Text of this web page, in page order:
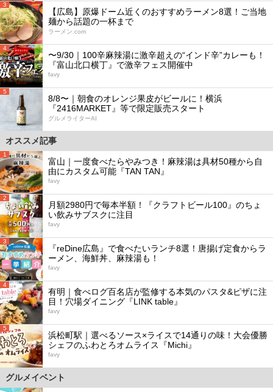
3
【広島】原爆ドーム近くのおすすめラーメン8選！ご当地
麺から話題の一杯まで
ラーメン.com
4
〜9/30｜100辛麻辣湯に激辛超えの“インド辛”カレーも！
『富山北口横丁』で激辛フェス開催中
favy
5
8/8〜｜朝食のオレンジ果皮がビールに！横浜
『2416MARKET』等で限定販売スタート
グルメライターAI
オススメ記事
1
富山｜一度食べたらやみつき！麻辣湯は具材50種から自
由にカスタム可能『TAN TAN』
favy
2
月額2980円で毎本半額！『クラフトビール100』のちょ
い飲みサブスクに注目
favy
3
『reDine広島』で食べたいランチ8選！唐揚げ定食からラ
ーメン、海鮮丼、麻辣湯も！
favy
4
有明｜食べログ百名店が監修する本気のパスタ&ピザに注
目！穴場ダイニング『LINK table』
favy
5
浜松町駅｜選べるソース×ライスで14通りの味！大会優勝
シェフのふわとろオムライス『Michi』
favy
グルメイベント